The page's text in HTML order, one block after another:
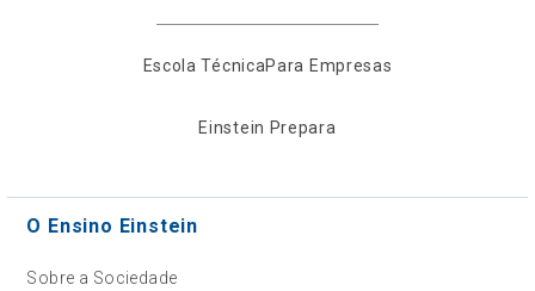
Escola TécnicaPara Empresas
Einstein Prepara
O Ensino Einstein
Sobre a Sociedade